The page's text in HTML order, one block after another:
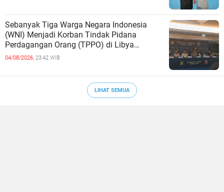
Sebanyak Tiga Warga Negara Indonesia
(WNI) Menjadi Korban Tindak Pidana
Perdagangan Orang (TPPO) di Libya
Berhasil Dipulangkan Ke - Indonesia. Mereka
04/08/2026, 23:42 WIB
LIHAT SEMUA